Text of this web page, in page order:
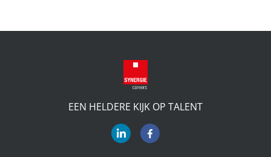
EEN HELDERE KIJK OP TALENT